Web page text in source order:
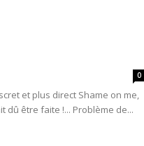
0
et plus direct Shame on me,
dû être faite !... Problème de...